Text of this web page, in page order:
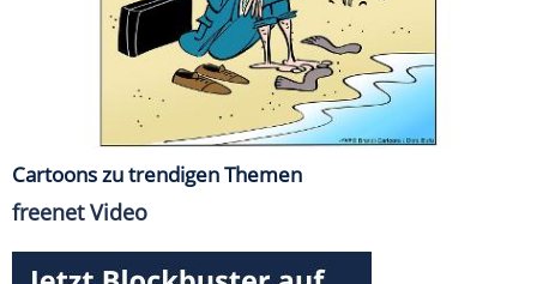
Cartoons zu trendigen Themen
freenet Video